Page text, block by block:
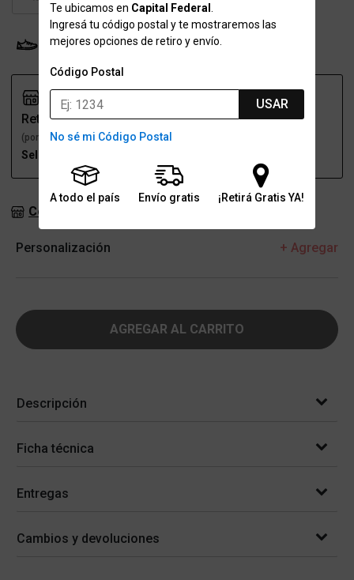
Te ubicamos en Capital Federal
Ingresá tu código postal y te mostraremos las
mejores opciones de retiro y envío.
Código Postal
USAR
No sé mi Código Postal
A todo el país Envío gratis ¡Retirá Gratis YA!
Probador Virtual Tabla de talles
Retiro
(por una sucursal)
Seleccioná talle
Envío
Consultar stock en sucursales
Personalización + Agregar
AGREGAR AL CARRITO
Descripción
Ficha técnica
Entregas
Cambios y devoluciones